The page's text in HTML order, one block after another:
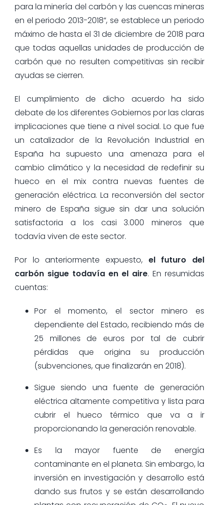
para la minería del carbón y las cuencas mineras
en el periodo 2013-2018”, se establece un periodo
máximo de hasta el 31 de diciembre de 2018 para
que todas aquellas unidades de producción de
carbón que no resulten competitivas sin recibir
ayudas se cierren.
El cumplimiento de dicho acuerdo ha sido
debate de los diferentes Gobiernos por las claras
implicaciones que tiene a nivel social. Lo que fue
un catalizador de la Revolución Industrial en
España ha supuesto una amenaza para el
cambio climático y la necesidad de redefinir su
hueco en el mix contra nuevas fuentes de
generación eléctrica. La reconversión del sector
minero de España sigue sin dar una solución
satisfactoria a los casi 3.000 mineros que
todavía viven de este sector.
Por lo anteriormente expuesto, el futuro del
carbón sigue todavía en el aire. En resumidas
cuentas:
Por el momento, el sector minero es
dependiente del Estado, recibiendo más de
25 millones de euros por tal de cubrir
pérdidas que origina su producción
(subvenciones, que finalizarán en 2018).
Sigue siendo una fuente de generación
eléctrica altamente competitiva y lista para
cubrir el hueco térmico que va a ir
proporcionando la generación renovable.
Es la mayor fuente de energía
contaminante en el planeta. Sin embargo, la
inversión en investigación y desarrollo está
dando sus frutos y se están desarrollando